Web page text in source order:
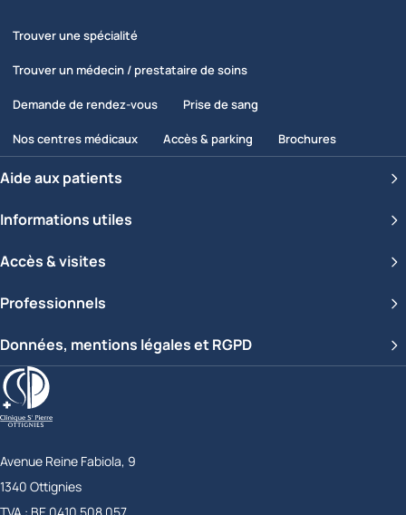
Trouver une spécialité
Trouver un médecin / prestataire de soins
Demande de rendez-vous Prise de sang
Nos centres médicaux Accès & parking Brochures
Aide aux patients
Informations utiles
Accès & visites
Professionnels
Données, mentions légales et RGPD
Clinique Saint-Pierre Ottignies
Avenue Reine Fabiola, 9
1340 Ottignies
Belgique
TVA : BE 0410 508 057